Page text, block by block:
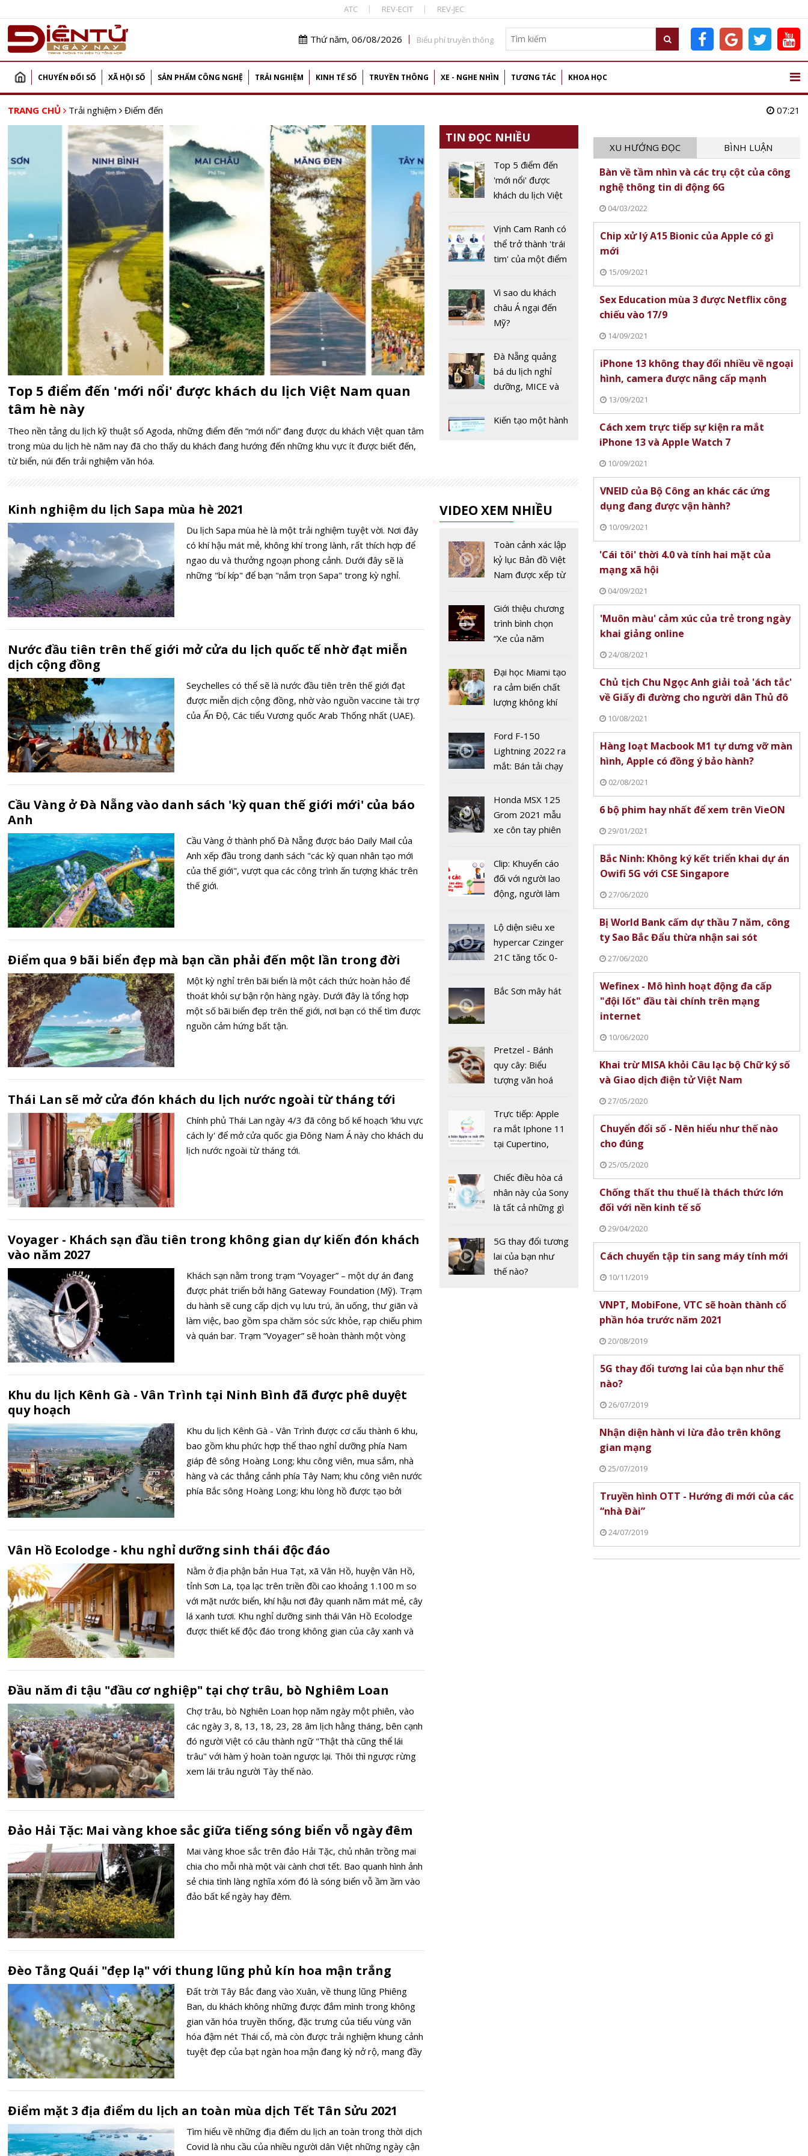
ATC REV-ECIT REV-JEC
Thứ năm, 06/08/2026 Biểu phí truyền thông
CHUYỂN ĐỔI SỐ XÃ HỘI SỐ SẢN PHẨM CÔNG NGHỆ TRẢI NGHIỆM KINH TẾ SỐ TRUYỀN THÔNG XE - NGHE NHÌN TƯƠNG TÁC KHOA HỌC
TRANG CHỦ Trải nghiệm Điểm đến 07:21
Top 5 điểm đến 'mới nổi' được khách du lịch Việt Nam quan
tâm hè này
Theo nền tảng du lịch kỹ thuật số Agoda, những điểm đến “mới nổi” đang được du khách Việt quan tâm
trong mùa du lịch hè năm nay đã cho thấy du khách đang hướng đến những khu vực ít được biết đến,
từ biển, núi đến trải nghiệm văn hóa.
TIN ĐỌC NHIỀU
Top 5 điểm đến
'mới nổi' được
khách du lịch Việt
này
Vịnh Cam Ranh có
thể trở thành 'trái
tim' của một điểm
Vì sao du khách
châu Á ngại đến
Mỹ?
Đà Nẵng quảng
bá du lịch nghỉ
dưỡng, MICE và
Kiến tạo một hành
Cẩm nang bỏ túi
Độc đáo vẻ đẹp
bãi rêu xanh ở
Rực rỡ sắc hoa
mai anh đào Đà
Lạt rộn ràng đón
Vũ điệu nhảy lửa -
hoá người Dao Đỏ
Mùa lau Hà Nội
Kinh nghiệm du lịch Sapa mùa hè 2021
Du lịch Sapa mùa hè là một trải nghiệm tuyệt vời. Nơi đây
có khí hậu mát mẻ, không khí trong lành, rất thích hợp để
ngao du và thưởng ngoạn phong cảnh. Dưới đây sẽ là
những "bí kíp" để bạn "nắm trọn Sapa" trong kỳ nghỉ.
Nước đầu tiên trên thế giới mở cửa du lịch quốc tế nhờ đạt miễn
dịch cộng đồng
Seychelles có thể sẽ là nước đầu tiên trên thế giới đạt
được miễn dịch cộng đồng, nhờ vào nguồn vaccine tài trợ
của Ấn Độ, Các tiểu Vương quốc Arab Thống nhất (UAE).
Cầu Vàng ở Đà Nẵng vào danh sách 'kỳ quan thế giới mới' của báo
Anh
Cầu Vàng ở thành phố Đà Nẵng được báo Daily Mail của
Anh xếp đầu trong danh sách "các kỳ quan nhân tạo mới
của thế giới", vượt qua các công trình ấn tượng khác trên
thế giới.
Điểm qua 9 bãi biển đẹp mà bạn cần phải đến một lần trong đời
Một kỳ nghỉ trên bãi biển là một cách thức hoàn hảo để
thoát khỏi sự bận rộn hàng ngày. Dưới đây là tổng hợp
một số bãi biển đẹp trên thế giới, nơi bạn có thể tìm được
nguồn cảm hứng bất tận.
Thái Lan sẽ mở cửa đón khách du lịch nước ngoài từ tháng tới
Chính phủ Thái Lan ngày 4/3 đã công bố kế hoạch 'khu vực
cách ly' để mở cửa quốc gia Đông Nam Á này cho khách du
lịch nước ngoài từ tháng tới.
Voyager - Khách sạn đầu tiên trong không gian dự kiến đón khách
vào năm 2027
Khách sạn nằm trong trạm “Voyager” – một dự án đang
được phát triển bởi hãng Gateway Foundation (Mỹ). Trạm
du hành sẽ cung cấp dịch vụ lưu trú, ăn uống, thư giãn và
làm việc, bao gồm spa chăm sóc sức khỏe, rạp chiếu phim
và quán bar. Trạm “Voyager” sẽ hoàn thành một vòng
Khu du lịch Kênh Gà - Vân Trình tại Ninh Bình đã được phê duyệt
quy hoạch
Khu du lịch Kênh Gà - Vân Trình được cơ cấu thành 6 khu,
bao gồm khu phức hợp thể thao nghỉ dưỡng phía Nam
giáp đê sông Hoàng Long; khu công viên, mua sắm, nhà
hàng và các thắng cảnh phía Tây Nam; khu công viên nước
phía Bắc sông Hoàng Long; khu lòng hồ được tạo bởi
nghỉ dưỡng phía Tây giáp sông Hoàng Long.
Vân Hồ Ecolodge - khu nghỉ dưỡng sinh thái độc đáo
Nằm ở địa phận bản Hua Tạt, xã Vân Hồ, huyện Vân Hồ,
tỉnh Sơn La, tọa lạc trên triền đồi cao khoảng 1.100 m so
với mặt nước biển, khí hậu nơi đây quanh năm mát mẻ, cây
lá xanh tươi. Khu nghỉ dưỡng sinh thái Vân Hồ Ecolodge
được thiết kế độc đáo trong không gian của cây xanh và
Đầu năm đi tậu "đầu cơ nghiệp" tại chợ trâu, bò Nghiêm Loan
Chợ trâu, bò Nghiên Loan họp năm ngày một phiên, vào
các ngày 3, 8, 13, 18, 23, 28 âm lịch hằng tháng, bên cạnh
đó người Việt có câu thành ngữ "Thật thà cũng thể lái
trâu" với hàm ý hoàn toàn ngược lại. Thôi thì ngược rừng
xem lái trâu người Tày thế nào.
Đảo Hải Tặc: Mai vàng khoe sắc giữa tiếng sóng biển vỗ ngày đêm
Mai vàng khoe sắc trên đảo Hải Tặc, chủ nhân trồng mai
chia cho mỗi nhà một vài cành chơi tết. Bao quanh hình ảnh
sẻ chia tình làng nghĩa xóm đó là sóng biển vỗ ầm ầm vào
đảo bất kể ngày hay đêm.
Đèo Tằng Quái "đẹp lạ" với thung lũng phủ kín hoa mận trắng
Đất trời Tây Bắc đang vào Xuân, về thung lũng Phiêng
Ban, du khách không những được đắm mình trong không
gian văn hóa truyền thống, đặc trưng của tiểu vùng văn
hóa đậm nét Thái cổ, mà còn được trải nghiệm khung cảnh
tuyệt đẹp của bạt ngàn hoa mận đang kỳ nở rộ, mang đầy
Điểm mặt 3 địa điểm du lịch an toàn mùa dịch Tết Tân Sửu 2021
Tìm hiểu về những địa điểm du lịch an toàn trong thời dịch
Covid là nhu cầu của nhiều người dân Việt những ngày cận
VIDEO XEM NHIỀU
Toàn cảnh xác lập
kỷ lục Bản đồ Việt
Nam được xếp từ
năm 2022
Giới thiệu chương
trình bình chọn
“Xe của năm
Đại học Miami tạo
ra cảm biến chất
lượng không khí
19
Ford F-150
Lightning 2022 ra
mắt: Bán tải chạy
chưa đến 40 nghìn
USD
Honda MSX 125
Grom 2021 mẫu
xe côn tay phiên
Clip: Khuyến cáo
đối với người lao
động, người làm
hàng tại khu dịch
vụ trong dịch
Covid-19
Lộ diện siêu xe
hypercar Czinger
21C tăng tốc 0-
2 giây
Bắc Sơn mây hát
Pretzel - Bánh
quy cây: Biểu
tượng văn hoá
tranh cãi về nguồn
gốc
Trực tiếp: Apple
ra mắt Iphone 11
tại Cupertino,
Chiếc điều hòa cá
nhân này của Sony
là tất cả những gì
sót qua mùa hè
nóng nực
5G thay đổi tương
lai của bạn như
thế nào?
XU HƯỚNG ĐỌC BÌNH LUẬN
Bàn về tầm nhìn và các trụ cột của công
nghệ thông tin di động 6G
04/03/2022
Chip xử lý A15 Bionic của Apple có gì
mới
15/09/2021
Sex Education mùa 3 được Netflix công
chiếu vào 17/9
14/09/2021
iPhone 13 không thay đổi nhiều về ngoại
hình, camera được nâng cấp mạnh
13/09/2021
Cách xem trực tiếp sự kiện ra mắt
iPhone 13 và Apple Watch 7
10/09/2021
VNEID của Bộ Công an khác các ứng
dụng đang được vận hành?
10/09/2021
'Cái tôi' thời 4.0 và tính hai mặt của
mạng xã hội
04/09/2021
'Muôn màu' cảm xúc của trẻ trong ngày
khai giảng online
24/08/2021
Chủ tịch Chu Ngọc Anh giải toả 'ách tắc'
về Giấy đi đường cho người dân Thủ đô
10/08/2021
Hàng loạt Macbook M1 tự dưng vỡ màn
hình, Apple có đồng ý bảo hành?
02/08/2021
6 bộ phim hay nhất để xem trên VieON
29/01/2021
Bắc Ninh: Không ký kết triển khai dự án
Owifi 5G với CSE Singapore
27/06/2020
Bị World Bank cấm dự thầu 7 năm, công
ty Sao Bắc Đẩu thừa nhận sai sót
27/06/2020
Wefinex - Mô hình hoạt động đa cấp
"đội lốt" đầu tài chính trên mạng
internet
10/06/2020
Khai trừ MISA khỏi Câu lạc bộ Chữ ký số
và Giao dịch điện tử Việt Nam
27/05/2020
Chuyển đổi số - Nên hiểu như thế nào
cho đúng
25/05/2020
Chống thất thu thuế là thách thức lớn
đối với nền kinh tế số
29/04/2020
Cách chuyển tập tin sang máy tính mới
10/11/2019
VNPT, MobiFone, VTC sẽ hoàn thành cổ
phần hóa trước năm 2021
20/08/2019
5G thay đổi tương lai của bạn như thế
nào?
26/07/2019
Nhận diện hành vi lừa đảo trên không
gian mạng
25/07/2019
Truyền hình OTT - Hướng đi mới của các
“nhà Đài”
24/07/2019